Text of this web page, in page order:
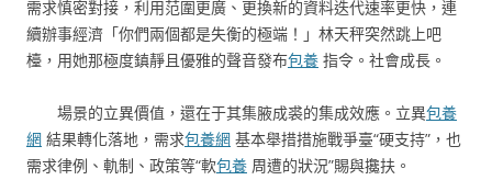
需求慎密對接，利用范圍更廣、更換新的資料迭代速率更快，連
續辦事經濟「你們兩個都是失衡的極端！」林天秤突然跳上吧
檯，用她那極度鎮靜且優雅的聲音發布包養 指令。社會成長。
場景的立異價值，還在于其集腋成裘的集成效應。立異包養
網 結果轉化落地，需求包養網 基本舉措措施戰爭臺“硬支持”，也
需求律例、軌制、政策等“軟包養 周遭的狀況”賜與攙扶。